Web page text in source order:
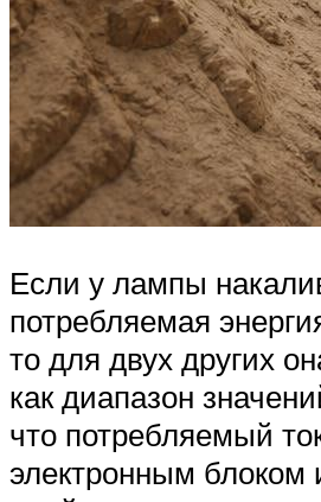
Если у лампы
потребляемая
то для двух других
как диапазон
что потребляемый
электронным блоком